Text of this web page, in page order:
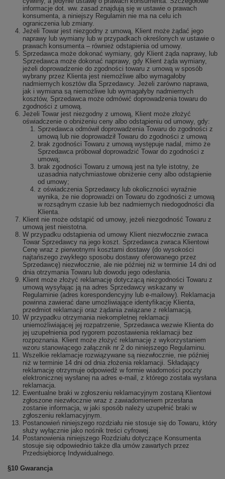
informacje dot. ww. zasad znajdują się w ustawie o prawach
konsumenta, a niniejszy Regulamin nie ma na celu ich
ograniczenia lub zmiany.
Jeżeli Towar jest niezgodny z umową, Klient może żądać jego
naprawy lub wymiany lub w przypadkach określonych w ustawie o
prawach konsumenta – również odstąpienia od umowy.
Sprzedawca może dokonać wymiany, gdy Klient żąda naprawy, lub
Sprzedawca może dokonać naprawy, gdy Klient żąda wymiany,
jeżeli doprowadzenie do zgodności towaru z umową w sposób
wybrany przez Klienta jest niemożliwe albo wymagałoby
nadmiernych kosztów dla Sprzedawcy. Jeżeli zarówno naprawa,
jak i wymiana są niemożliwe lub wymagałyby nadmiernych
kosztów, Sprzedawca może odmówić doprowadzenia towaru do
zgodności z umową.
Jeżeli Towar jest niezgodny z umową, Klient może złożyć
oświadczenie o obniżeniu ceny albo odstąpieniu od umowy, gdy:
Sprzedawca odmówił doprowadzenia Towaru do zgodności z
umową lub nie doprowadził Towaru do zgodności z umową
brak zgodności Towaru z umową występuje nadal, mimo że
Sprzedawca próbował doprowadzić Towar do zgodności z
umową;
brak zgodności Towaru z umową jest na tyle istotny, że
uzasadnia natychmiastowe obniżenie ceny albo odstąpienie
od umowy;
z oświadczenia Sprzedawcy lub okoliczności wyraźnie
wynika, że nie doprowadzi on Towaru do zgodności z umową
w rozsądnym czasie lub bez nadmiernych niedogodności dla
Klienta.
Klient nie może odstąpić od umowy, jeżeli niezgodność Towaru z
umową jest nieistotna.
W przypadku odstąpienia od umowy Klient niezwłocznie zwraca
Towar Sprzedawcy na jego koszt. Sprzedawca zwraca Klientowi
Cenę wraz z pierwotnymi kosztami dostawy (do wysokości
najtańszego zwykłego sposobu dostawy oferowanego przez
Sprzedawcę) niezwłocznie, ale nie później niż w terminie 14 dni od
dnia otrzymania Towaru lub dowodu jego odesłania.
Klient może złożyć reklamację dotyczącą niezgodności Towaru z
umową wysyłając ją na adres Sprzedawcy wskazany w
Regulaminie (adres korespondencyjny lub e-mailowy). Reklamacja
powinna zawierać dane umożliwiające identyfikację Klienta,
przedmiot reklamacji oraz żądania związane z reklamacją.
W przypadku otrzymania niekompletnej reklamacji
uniemożliwiającej jej rozpatrzenie, Sprzedawca wezwie Klienta do
jej uzupełnienia pod rygorem pozostawienia reklamacji bez
rozpoznania. Klient może złożyć reklamację z wykorzystaniem
wzoru stanowiącego załącznik nr 2 do niniejszego Regulaminu.
Wszelkie reklamacje rozwiązywane są niezwłocznie, nie później
niż w terminie 14 dni od dnia złożenia reklamacji. Składający
reklamację otrzymuje odpowiedź w formie wiadomości poczty
elektronicznej wysłanej na adres e-mail, z którego została wysłana
reklamacja.
Ewentualne braki w zgłoszeniu reklamacyjnym zostaną Klientowi
zgłoszone niezwłocznie wraz z zawiadomieniem przesłana
zostanie informacja, w jaki sposób należy uzupełnić braki w
zgłoszeniu reklamacyjnym.
Postanowień niniejszego rozdziału nie stosuje się do Towaru, który
służy wyłącznie jako nośnik treści cyfrowej.
Postanowienia niniejszego Rozdziału dotyczące Konsumenta
stosuje się odpowiednio także dla umów zawartych przez
Przedsiębiorcę Indywidualnego.
§10 Gwarancja